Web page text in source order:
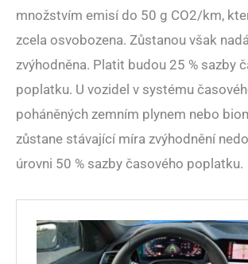
množstvím emisí do 50 g CO2/km,
zcela osvobozena. Zůstanou však
zvýhodněna. Platit budou 25 % sazby
poplatku. U vozidel v systému
poháněných zemním plynem nebo
zůstane stávající míra zvýhodnění
úrovni 50 % sazby časového poplatku.